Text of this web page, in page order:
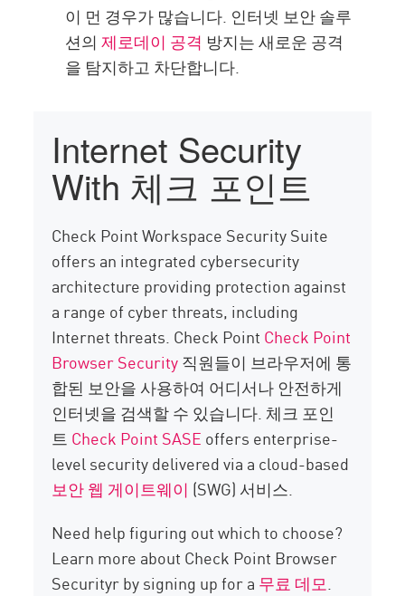
이 먼 경우가 많습니다. 인터넷 보안 솔루
션의제로데이 공격 방지는 새로운 공격
을 탐지하고 차단합니다.
Internet Security
With 체크 포인트
Check Point Workspace Security Suite
offers an integrated cybersecurity
architecture providing protection against
a range of cyber threats, including
Internet threats. Check Point Check Point
Browser Security직원들이 브라우저에 통
합된 보안을 사용하여 어디서나 안전하게
인터넷을 검색할 수 있습니다. 체크 포인
트 Check Point SASE offers enterprise-
level security delivered via a cloud-based
보안 웹 게이트웨이 (SWG) 서비스.
Need help figuring out which to choose?
Learn more about Check Point Browser
Securityr by signing up for a 무료 데모.